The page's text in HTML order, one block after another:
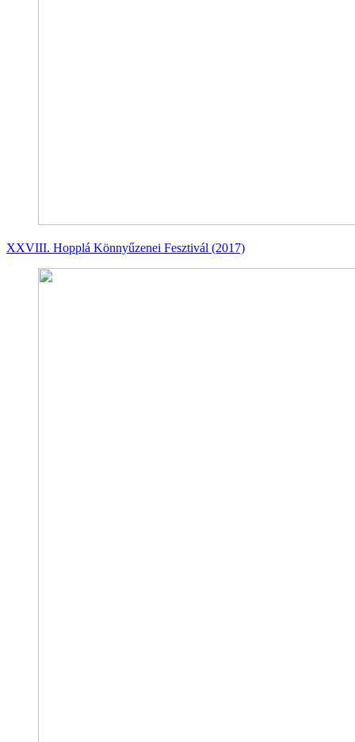
XXVIII. Hopplá Könnyűzenei Fesztivál (2017)